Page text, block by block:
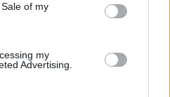
of my
my
Advertising.